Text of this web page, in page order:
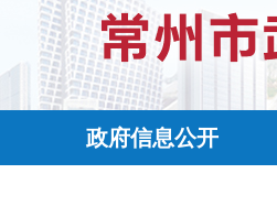
政府信息公开